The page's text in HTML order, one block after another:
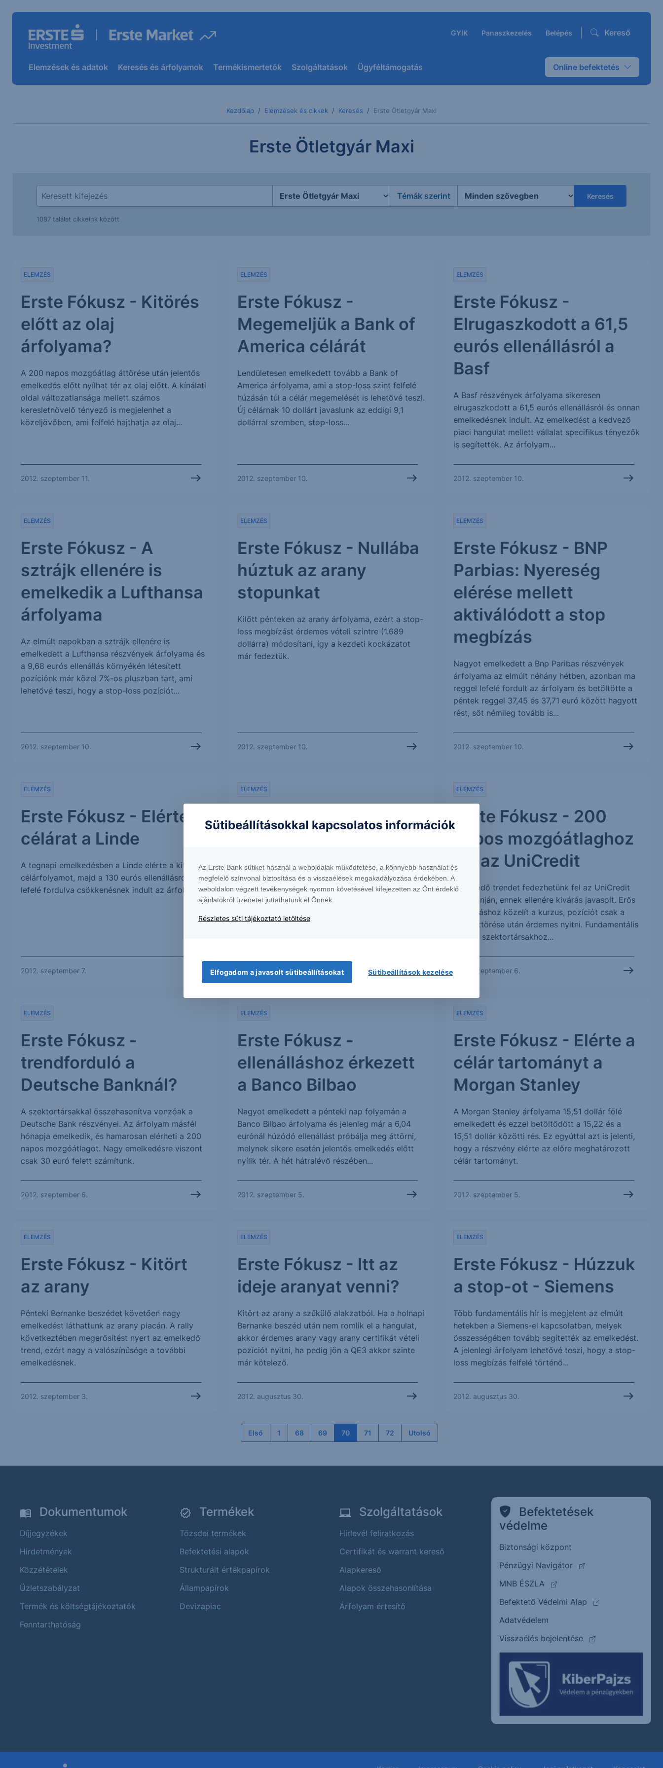
GYIK Panaszkezelés Belépés Kereső
Elemzések és adatok Keresés és árfolyamok Termékismertetők Szolgáltatások Ügyféltámogatás Online befektetés
Kezdőlap Elemzések és cikkek Keresés Erste Ötletgyár Maxi
Erste Ötletgyár Maxi
Témák szerint Keresés
1087 találat cikkeink között
Erste Fókusz - Kitörés
előtt az olaj
árfolyama?
ELEMZÉS
A 200 napos mozgóátlag áttörése után jelentős
emelkedés előtt nyílhat tér az olaj előtt. A kínálati
oldal változatlansága mellett számos
keresletnövelő tényező is megjelenhet a
közeljövőben, ami felfelé hajthatja az olaj...
2012. szeptember 11.
Erste Fókusz -
Megemeljük a Bank of
America célárát
ELEMZÉS
Lendületesen emelkedett tovább a Bank of
America árfolyama, ami a stop-loss szint felfelé
húzásán túl a célár megemelését is lehetővé teszi.
Új célárnak 10 dollárt javaslunk az eddigi 9,1
dollárral szemben, stop-loss...
2012. szeptember 10.
Erste Fókusz -
Elrugaszkodott a 61,5
eurós ellenállásról a
Basf
ELEMZÉS
A Basf részvények árfolyama sikeresen
elrugaszkodott a 61,5 eurós ellenállásról és onnan
emelkedésnek indult. Az emelkedést a kedvező
piaci hangulat mellett vállalat specifikus tényezők
is segítették. Az árfolyam...
2012. szeptember 10.
Erste Fókusz - A
sztrájk ellenére is
emelkedik a Lufthansa
árfolyama
ELEMZÉS
Az elmúlt napokban a sztrájk ellenére is
emelkedett a Lufthansa részvények árfolyama és
a 9,68 eurós ellenállás környékén létesített
pozíciónk már közel 7%-os pluszban tart, ami
lehetővé teszi, hogy a stop-loss pozíciót...
2012. szeptember 10.
Erste Fókusz - Nullába
húztuk az arany
stopunkat
ELEMZÉS
Kilőtt pénteken az arany árfolyama, ezért a stop-
loss megbízást érdemes vételi szintre (1.689
dollárra) módosítani, így a kezdeti kockázatot
már fedeztük.
2012. szeptember 10.
Erste Fókusz - BNP
Parbias: Nyereség
elérése mellett
aktiválódott a stop
megbízás
ELEMZÉS
Nagyot emelkedett a Bnp Paribas részvények
árfolyama az elmúlt néhány hétben, azonban ma
reggel lefelé fordult az árfolyam és betöltötte a
péntek reggel 37,45 és 37,71 euró között hagyott
rést, sőt némileg tovább is...
2012. szeptember 10.
Erste Fókusz - Elérte a
célárat a Linde
ELEMZÉS
A tegnapi emelkedésben a Linde elérte a kitűzött
célárfolyamot, majd a 130 eurós ellenállásról
lefelé fordulva csökkenésnek indult az árfolyam.
2012. szeptember 7.
Erste Fókusz - Óriási
árfolyam emelkedés a
bankszektorban
ELEMZÉS
Jelentősen emelkedtek tegnap óta az európai
bankrészvények, Mario Draghi kötvényvásárlási
ot is meghaladó mértékben emelkedtek, ezért
2012. szeptember 7.
Erste Fókusz - 200
napos mozgóátlaghoz
ért az UniCredit
ELEMZÉS
Emelkedő trendet fedezhetünk fel az UniCredit
grafikonján, ennek ellenére kivárás javasolt. Erős
ellenálláshoz közelít a kurzus, pozíciót csak a
szint áttörése után érdemes nyitni. Fundamentális
téren a szektortársakhoz...
2012. szeptember 6.
Erste Fókusz -
trendforduló a
Deutsche Banknál?
ELEMZÉS
A szektortársakkal összehasonítva vonzóak a
Deutsche Bank részvényei. Az árfolyam másfél
hónapja emelkedik, és hamarosan elérheti a 200
napos mozgóátlagot. Nagy emelkedésre viszont
csak 30 euró felett számítunk.
2012. szeptember 6.
Erste Fókusz -
ellenálláshoz érkezett
a Banco Bilbao
ELEMZÉS
Nagyot emelkedett a pénteki nap folyamán a
Banco Bilbao árfolyama és jelenleg már a 6,04
eurónál húzódó ellenállást próbálja meg áttörni,
melynek sikere esetén jelentős emelkedés előtt
nyílik tér. A hét hátralévő részében...
2012. szeptember 5.
Erste Fókusz - Elérte a
célár tartományt a
Morgan Stanley
ELEMZÉS
A Morgan Stanley árfolyama 15,51 dollár fölé
emelkedett és ezzel betöltődött a 15,22 és a
15,51 dollár közötti rés. Ez egyúttal azt is jelenti,
hogy a részvény elérte az előre meghatározott
célár tartományt.
2012. szeptember 5.
Erste Fókusz - Kitört
az arany
ELEMZÉS
Pénteki Bernanke beszédet követően nagy
emelkedést láthattunk az arany piacán. A rally
következtében megerősítést nyert az emelkedő
trend, ezért nagy a valószínűsége a további
emelkedésnek.
2012. szeptember 3.
Erste Fókusz - Itt az
ideje aranyat venni?
ELEMZÉS
Kitört az arany a szűkülő alakzatból. Ha a holnapi
Bernanke beszéd után nem romlik el a hangulat,
akkor érdemes arany vagy arany certifikát vételi
pozíciót nyitni, ha pedig jön a QE3 akkor szinte
már kötelező.
2012. augusztus 30.
Erste Fókusz - Húzzuk
a stop-ot - Siemens
ELEMZÉS
Több fundamentális hír is megjelent az elmúlt
hetekben a Siemens-el kapcsolatban, melyek
összességében tovább segítették az emelkedést.
A jelenlegi árfolyam lehetővé teszi, hogy a stop-
loss megbízás felfelé történő...
2012. augusztus 30.
Első 1 68 69 70 71 72 Utolsó
Dokumentumok
Díjjegyzékek
Hirdetmények
Közzétételek
Üzletszabályzat
Termék és költségtájékoztatók
Fenntarthatóság
Termékek
Tőzsdei termékek
Befektetési alapok
Strukturált értékpapírok
Állampapírok
Devizapiac
Szolgáltatások
Hírlevél feliratkozás
Certifikát és warrant kereső
Alapkereső
Alapok összehasonlítása
Árfolyam értesítő
Befektetések
védelme
Biztonsági központ
Pénzügyi Navigátor
(külső oldalra ugrik)
MNB ÉSZLA
(külső oldalra ugrik)
Befektető Védelmi Alap
(külső oldalra
Adatvédelem
Visszaélés bejelentése
(külső oldalra ugrik)
Sütibeállításokkal kapcsolatos információk
Az Erste Bank sütiket használ a weboldalak működtetése, a könnyebb használat és
megfelelő színvonal biztosítása és a visszaélések megakadályozása érdekében. A
weboldalon végzett tevékenységek nyomon követésével kifejezetten az Önt érdeklő
ajánlatokról üzenetet juttathatunk el Önnek.
Részletes süti tájékoztató letöltése
Elfogadom a javasolt sütibeállításokat Sütibeállítások kezelése